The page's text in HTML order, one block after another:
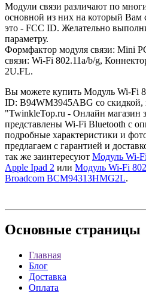
Модули связи различают по
основной из них на который Вам
это - FCC ID. Желательно
параметру.
Формфактор модуля связи: Mini
связи: Wi-Fi 802.11a/b/g,
2U.FL.
Вы можете купить Модуль Wi-Fi
ID: B94WM3945ABG со скидкой,
"TwinkleTop.ru - Онлайн магазин
представлены Wi-Fi Bluetooth с
подробные характеристики и
предлагаем с гарантией и
так же заинтересуют Модуль Wi-
Apple Ipad 2 или Модуль Wi-Fi
Broadcom BCM94313HMG2L.
Основные страницы
Главная
Блог
Доставка
Оплата